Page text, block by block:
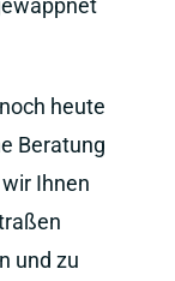
heute
Beratung
Ihnen
und zu